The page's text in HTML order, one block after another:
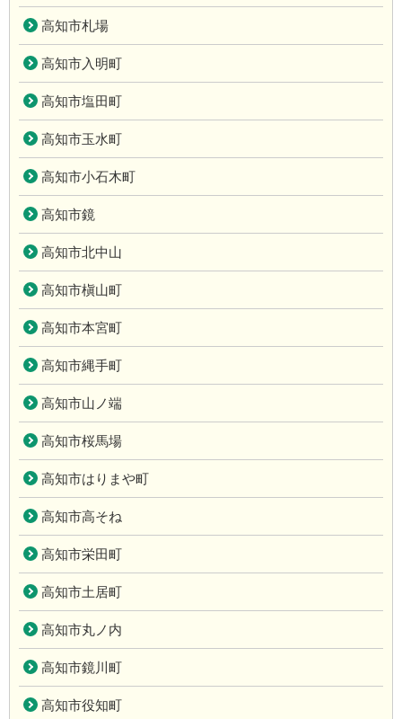
高知市札場
高知市入明町
高知市塩田町
高知市玉水町
高知市小石木町
高知市鏡
高知市北中山
高知市槇山町
高知市本宮町
高知市縄手町
高知市山ノ端
高知市桜馬場
高知市はりまや町
高知市高そね
高知市栄田町
高知市土居町
高知市丸ノ内
高知市鏡川町
高知市役知町